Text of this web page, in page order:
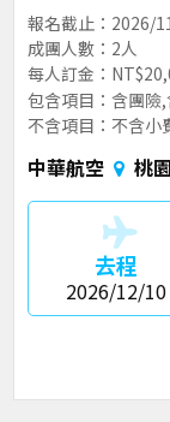
報名截止：2026/
成團人數：2人
每人訂金：
包含項目：含團險
不含項目：不含小
中華航空 桃
去程
2026/12/10